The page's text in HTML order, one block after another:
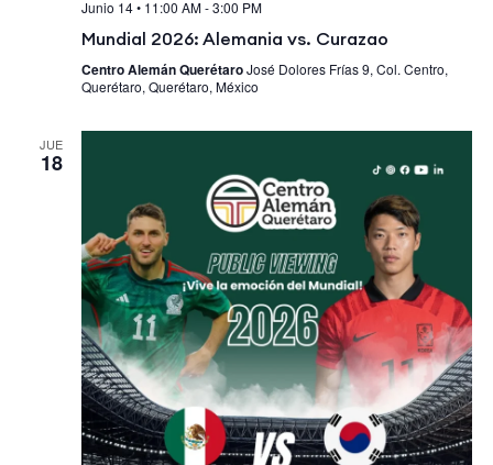
Junio 14 • 11:00 AM-3:00 PM
Mundial 2026: Alemania vs. Curazao
Centro Alemán QuerétaroJosé Dolores Frías 9, Col. Centro,
Querétaro, Querétaro, México
JUE
18